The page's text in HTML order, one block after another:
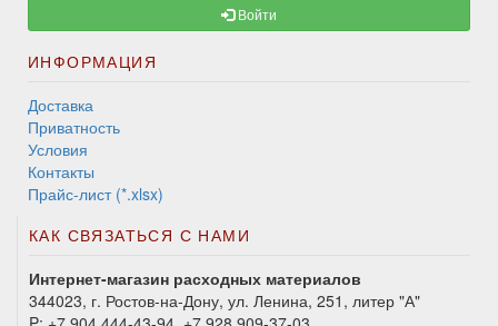
Войти
ИНФОРМАЦИЯ
Доставка
Приватность
Условия
Контакты
Прайс-лист (*.xlsx)
КАК СВЯЗАТЬСЯ С НАМИ
Интернет-магазин расходных материалов
344023, г. Ростов-на-Дону, ул. Ленина, 251, литер "А"